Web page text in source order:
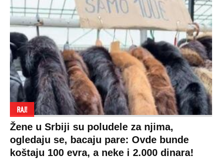
RAJ!
Žene u Srbiji su poludele za njima,
ogledaju se, bacaju pare: Ovde bunde
koštaju 100 evra, a neke i 2.000 dinara!